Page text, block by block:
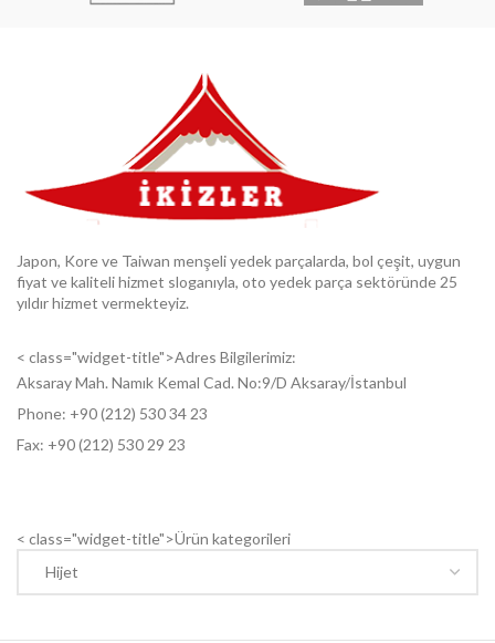
Japon, Kore ve Taiwan menşeli yedek parçalarda, bol çeşit, uygun
fiyat ve kaliteli hizmet sloganıyla, oto yedek parça sektöründe 25
yıldır hizmet vermekteyiz.
< class="widget-title">Adres Bilgilerimiz:
Aksaray Mah. Namık Kemal Cad. No:9/D Aksaray/İstanbul
Phone: +90 (212) 530 34 23
Fax: +90 (212) 530 29 23
< class="widget-title">Ürün kategorileri